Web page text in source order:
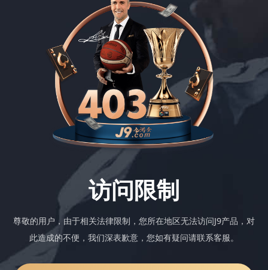
访问限制
尊敬的用户，由于相关法律限制，您所在地区无法访问J9产品，对
此造成的不便，我们深表歉意，您如有疑问请联系客服。